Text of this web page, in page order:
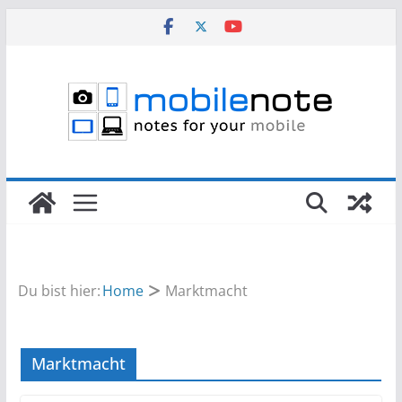
Du bist hier:Home Marktmacht
Marktmacht